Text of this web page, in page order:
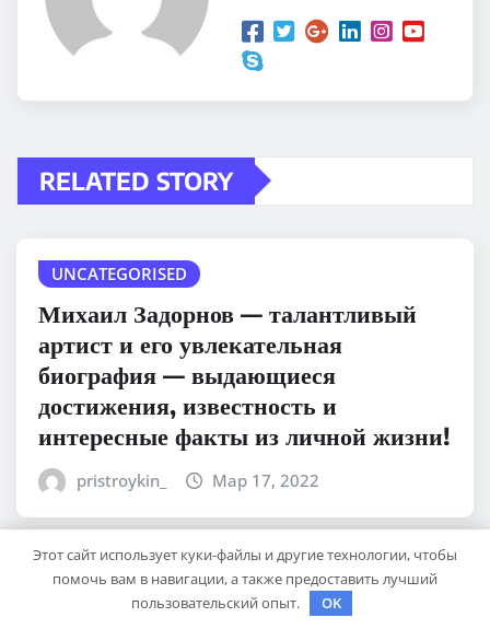
RELATED STORY
UNCATEGORISED
Михаил Задорнов — талантливый
артист и его увлекательная
биография — выдающиеся
достижения, известность и
интересные факты из личной жизни!
pristroykin_ Мар 17, 2022
UNCATEGORISED
Этот сайт использует куки-файлы и другие технологии, чтобы
помочь вам в навигации, а также предоставить лучший
пользовательский опыт.
OK